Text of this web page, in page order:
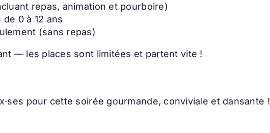
repas, animation et pourboire)
0 à 12 ans
(sans repas)
— les places sont limitées et partent vite !
pour cette soirée gourmande, conviviale et dansante !